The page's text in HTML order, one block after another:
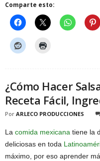
Comparte esto:
¿Cómo Hacer
Receta Fácil,
Por ARLECO PRODUCCIONES
La comida mexicana tiene la
deliciosas en toda
máximo, por eso aprender